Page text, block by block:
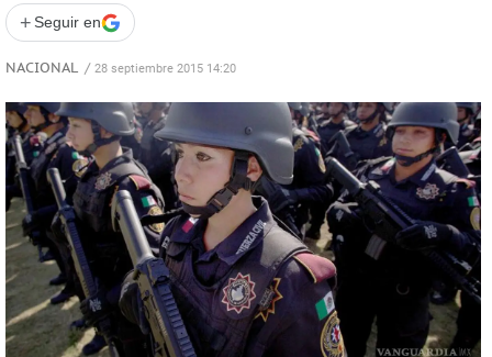
+ Seguir en
NACIONAL / 28 septiembre 2015 14:20